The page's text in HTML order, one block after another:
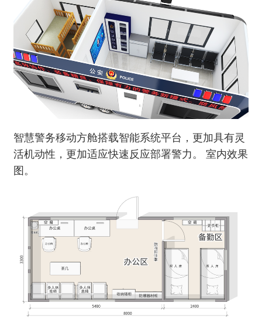
智慧警务移动方舱搭载智能系统平台，更加具有灵
活机动性，更加适应快速反应部署警力。 室内效果
图。